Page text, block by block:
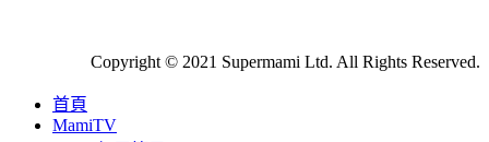
Copyright © 2021 Supermami Ltd. All Rights Reserved.
首頁
MamiTV